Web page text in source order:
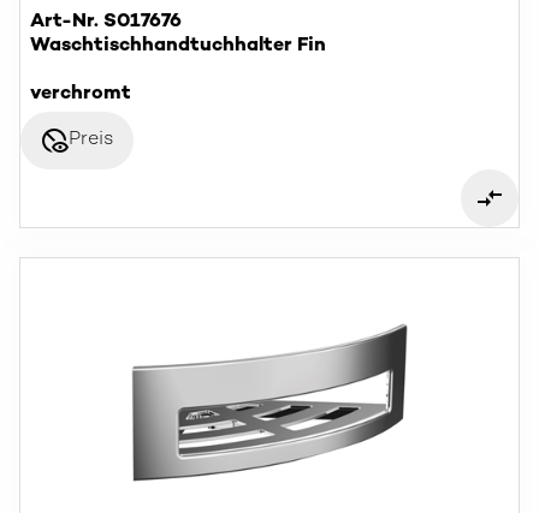
Art-Nr. S017676
Waschtischhandtuchhalter Fin
verchromt
disabled_visiblePreis